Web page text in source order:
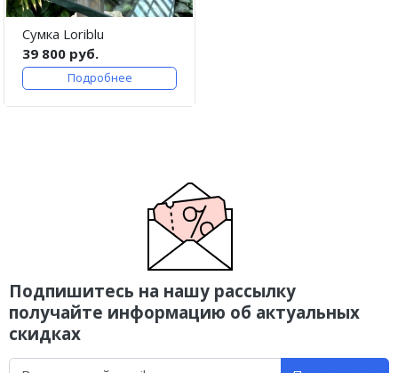
Сумка Loriblu
39 800 руб.
Подробнее
Подпишитесь на нашу рассылку
получайте информацию об актуальных
скидках